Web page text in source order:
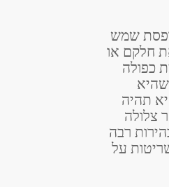
שמש
חלקם או
כפולה
תהיה
צלולה
רבה
על